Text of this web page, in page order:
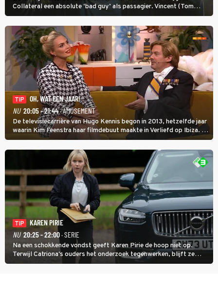
Collateral een absolute ‘bad guy’ als passagier. Vincent (Tom
Cruise) heeft hem nodig om hem de stad door te loodsen om een
wel heel lugubere reden.
TIP
OH, WAT EEN JAAR!
NU 20:05 - 21:44· AMUSEMENT
De televisiecarrière van Hugo Kennis begon in 2013, hetzelfde jaar
waarin Kim Feenstra haar filmdebuut maakte in Verliefd op Ibiza. In
Oh, Wat een Jaar! wordt duidelijk wat ze nog meer weten van het
jaar waarin ze allebei eindtwintigers waren.
TIP
KAREN PIRIE
NU 20:25 - 22:00· SERIE
Na een schokkende vondst geeft Karen Pirie de hoop niet op.
Terwijl Catriona's ouders het onderzoek tegenwerken, blijft ze
speuren naar Adam. In deze slotaflevering van Karen Pirie leidt het